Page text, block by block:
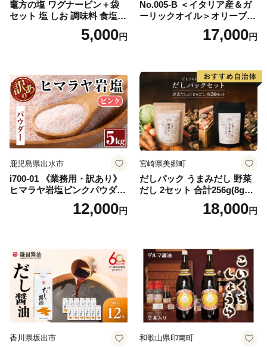
竈方の塩 ワグナービン＋袋
セット 塩 しお 調味料 食塩
天然 ミネラル 調味料 ソルト
salt 料理 味付 おにぎり 三重
5,000円
No.005-B ＜イタリア産＆ガ
ーリックオイル＞オリーブオ
イルセット(200ml×2本) 日置
市 特産品 調味料 油 エキスト
ブ】
17,000円
鹿児島県出水市
i700-01 《業務用・訳あり》
ヒマラヤ岩塩ピンクパウダー
タイプ(5kg) 岩塩 塩 調味料
しお 保存料不使用 天然 パウ
ティースマイル】
12,000円
宮崎県美郷町
だしパック うまみだし 野菜
だし 2セット 合計256g(8g×8
パック×2種×2セット) [岡田商
店 宮崎県 美郷町 31ac0069]
18,000円
香川県坂出市 和歌山県印南町